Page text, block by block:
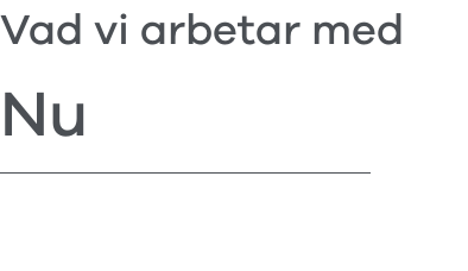
Vad vi arbetar med
Nu